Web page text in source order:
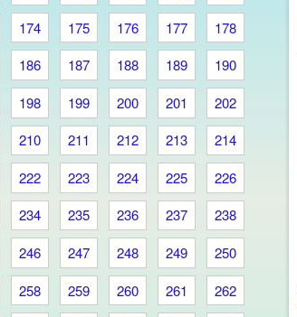
174 175 176 177
178
186 187 188 189
190
198 199 200 201
202
210 211 212 213
214
222 223 224 225
226
234 235 236 237
238
246 247 248 249
250
258 259 260 261
262